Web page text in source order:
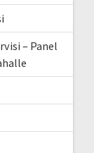
– Panel